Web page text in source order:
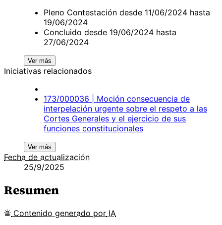
Pleno Contestación desde 11/06/2024 hasta
19/06/2024
Concluido desde 19/06/2024 hasta
27/06/2024
Ver más
Iniciativas relacionados
173/000036 | Moción consecuencia de
interpelación urgente sobre el respeto a las
Cortes Generales y el ejercicio de sus
funciones constitucionales
Ver más
Fecha de actualización
25/9/2025
Resumen
Contenido generado por IA